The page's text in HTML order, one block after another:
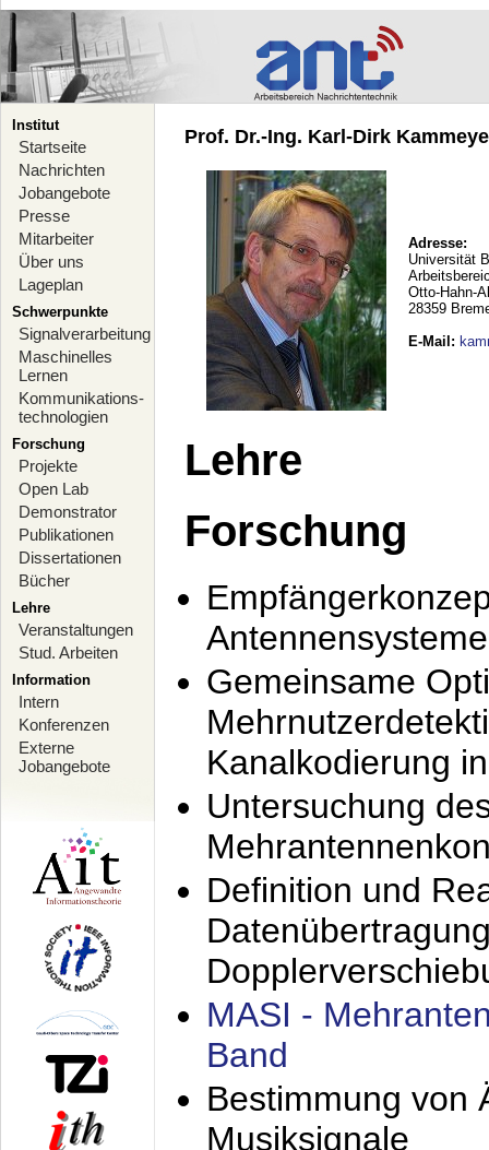
Institut
Startseite
Nachrichten
Jobangebote
Presse
Mitarbeiter
Über uns
Lageplan
Schwerpunkte
Signalverarbeitung
Maschinelles
Lernen
Kommunikations-
technologien
Forschung
Projekte
Open Lab
Demonstrator
Publikationen
Dissertationen
Bücher
Lehre
Veranstaltungen
Stud. Arbeiten
Information
Intern
Konferenzen
Externe
Jobangebote
Prof. Dr.-Ing. Karl-Dirk
Adresse:
Universität
Otto-Hahn-
28359
E-Mail :
Lehre
Forschung
Antennensysteme
Gemeinsame
Kanalkodierung
Untersuchung
Definition und
MASI -
Band
Bestimmung von
Musiksignale